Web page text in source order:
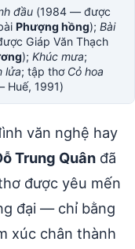
đầu (1984 — được
Phượng hồng); Bài
Giáp Văn Thạch
); Khúc mưa;
lửa; tập thơ Cỏ hoa
Huế, 1991)
văn nghệ hay
Trung Quân đã
được yêu mến
đại — chỉ bằng
xúc chân thành